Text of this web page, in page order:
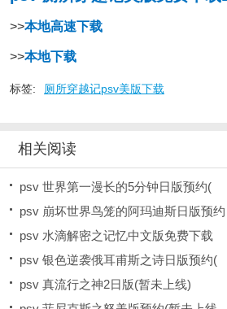
>>本地高速下载
>>本地下载
标签: 厕所穿越记psv美版下载
相关阅读
psv 世界第一漫长的5分钟日版预约(
psv 崩坏世界鸟笼的阿玛迪斯日版预约
psv 水滴解密之记忆中文版免费下载
psv 银色逆袭俄耳甫斯之诗日版预约(
psv 真流行之神2日版(暂未上线)